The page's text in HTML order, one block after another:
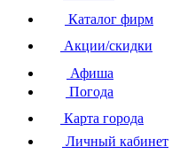
Каталог фирм
Акции/скидки
Афиша
Погода
Карта города
Личный кабинет